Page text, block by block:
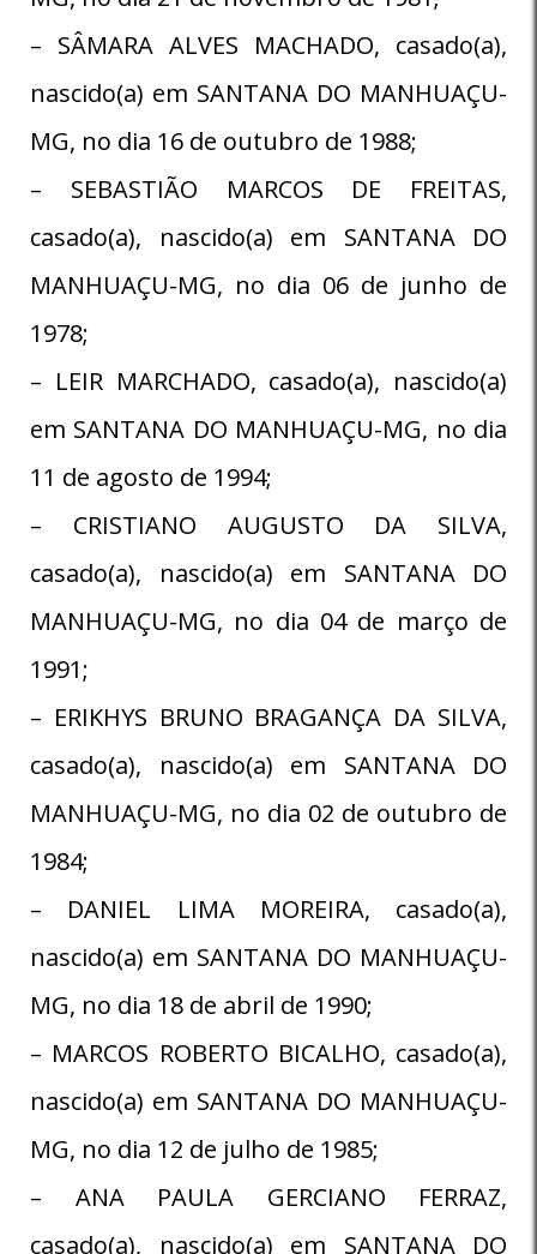
– SÂMARA ALVES MACHADO, casado(a),
nascido(a) em SANTANA DO MANHUAÇU-
MG, no dia 16 de outubro de 1988;
– SEBASTIÃO MARCOS DE FREITAS,
casado(a), nascido(a) em SANTANA DO
MANHUAÇU-MG, no dia 06 de junho de
1978;
– LEIR MARCHADO, casado(a), nascido(a)
em SANTANA DO MANHUAÇU-MG, no dia
11 de agosto de 1994;
– CRISTIANO AUGUSTO DA SILVA,
casado(a), nascido(a) em SANTANA DO
MANHUAÇU-MG, no dia 04 de março de
1991;
– ERIKHYS BRUNO BRAGANÇA DA SILVA,
casado(a), nascido(a) em SANTANA DO
MANHUAÇU-MG, no dia 02 de outubro de
1984;
– DANIEL LIMA MOREIRA, casado(a),
nascido(a) em SANTANA DO MANHUAÇU-
MG, no dia 18 de abril de 1990;
– MARCOS ROBERTO BICALHO, casado(a),
nascido(a) em SANTANA DO MANHUAÇU-
MG, no dia 12 de julho de 1985;
– ANA PAULA GERCIANO FERRAZ,
casado(a), nascido(a) em SANTANA DO